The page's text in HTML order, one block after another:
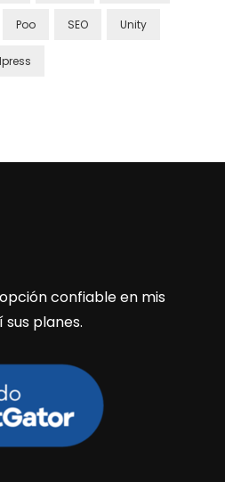
Poo SEO Unity
confiable en mis
planes.